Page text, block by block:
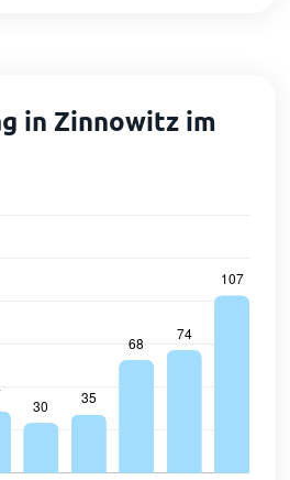
in Zinnowitz im